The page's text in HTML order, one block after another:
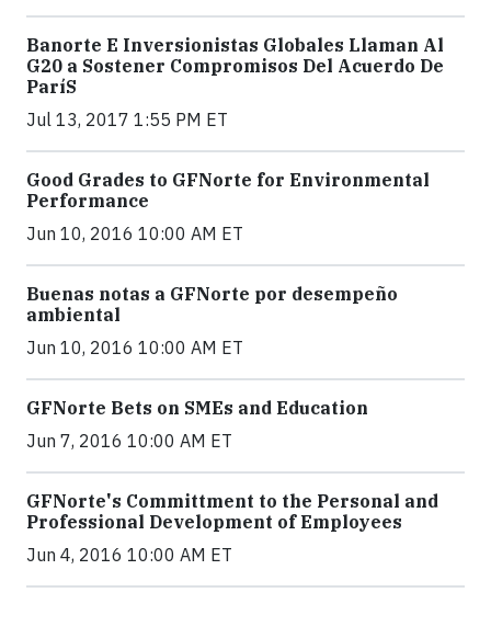
Banorte E Inversionistas Globales Llaman Al
G20 a Sostener Compromisos Del Acuerdo De
ParíS
Jul 13, 2017 1:55 PM ET
Good Grades to GFNorte for Environmental
Performance
Jun 10, 2016 10:00 AM ET
Buenas notas a GFNorte por desempeño
ambiental
Jun 10, 2016 10:00 AM ET
GFNorte Bets on SMEs and Education
Jun 7, 2016 10:00 AM ET
GFNorte's Committment to the Personal and
Professional Development of Employees
Jun 4, 2016 10:00 AM ET